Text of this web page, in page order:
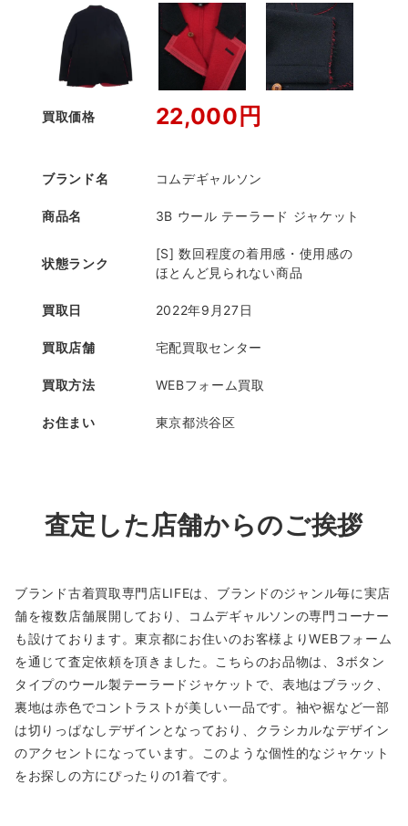
買取価格 22,000円
ブランド名 コムデギャルソン
商品名 3B ウール テーラード ジャケット
状態ランク
[S] 数回程度の着用感・使用感の
ほとんど見られない商品
買取日 2022年9月27日
買取店舗 宅配買取センター
買取方法 WEBフォーム買取
お住まい 東京都渋谷区
査定した店舗からのご挨拶
ブランド古着買取専門店LIFEは、ブランドのジャンル毎に実店
舗を複数店舗展開しており、コムデギャルソンの専門コーナー
も設けております。東京都にお住いのお客様よりWEBフォーム
を通じて査定依頼を頂きました。こちらのお品物は、3ボタン
タイプのウール製テーラードジャケットで、表地はブラック、
裏地は赤色でコントラストが美しい一品です。袖や裾など一部
は切りっぱなしデザインとなっており、クラシカルなデザイン
のアクセントになっています。このような個性的なジャケット
をお探しの方にぴったりの1着です。